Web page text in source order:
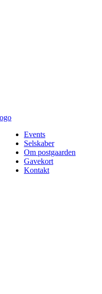
Events
Selskaber
Om postgaarden
Gavekort
Kontakt